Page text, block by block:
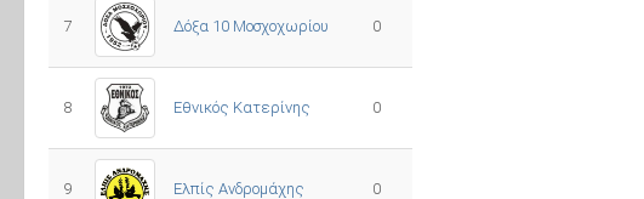
7 Δόξα 10 Μοσχοχωρίου 0
8 Εθνικός Κατερίνης 0
9 Ελπίς Ανδρομάχης 0